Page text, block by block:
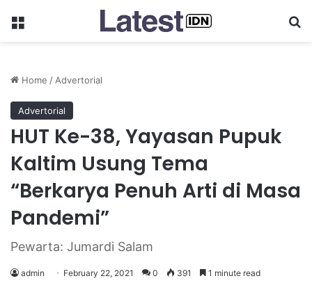
Menu
Home /Advertorial
Advertorial
HUT Ke-38, Yayasan Pupuk
Kaltim Usung Tema
“Berkarya Penuh Arti di Masa
Pandemi”
Pewarta: Jumardi Salam
admin February 22, 2021 0 391 1 minute read